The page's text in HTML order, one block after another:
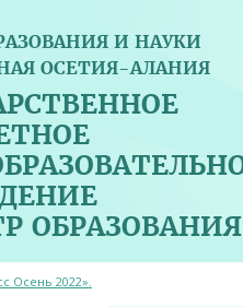
И НАУКИ
ОСЕТИЯ-АЛАНИЯ
Осень 2022».